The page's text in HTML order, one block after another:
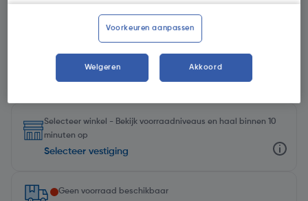
€ 258,64| Excl. btw € 213,75
Recupelbijdrage inbegrepen
Selecteer winkel - Bekijk voorraadniveaus en haal binnen 10
minuten op
Selecteer vestiging
Geen voorraad beschikbaar
Voorkeuren aanpassen
Weigeren Akkoord